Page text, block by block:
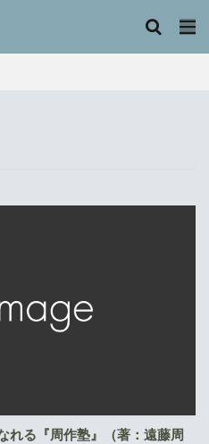
れる『周作塾』（著：遠藤周